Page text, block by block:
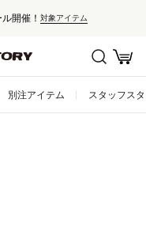
開催！ 対象アイテム
別注アイテム スタッフス